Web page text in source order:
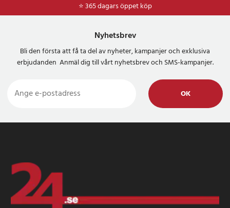
⭐ 365 dagars öppet köp
⭐Frakt 49kr *
Nyhetsbrev
Bli den första att få ta del av nyheter, kampanjer och exklusiva
erbjudanden Anmäl dig till vårt nyhetsbrev och SMS-kampanjer.
OK